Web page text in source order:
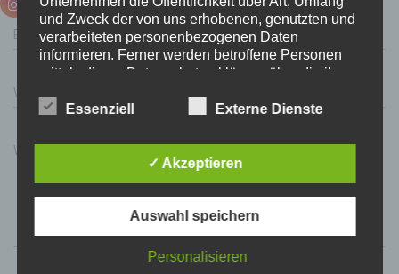
E-Mail*
Website
Was beschäftigt dich?
und Zweck der von uns erhobenen, genutzten und
verarbeiteten personenbezogenen Daten
informieren. Ferner werden betroffene Personen
mittels dieser Datenschutzerklärung über die ihnen
Wir haben als für die Verarbeitung Verantwortlicher
lückenlosen Schutz der über diese Internetseite
verarbeiteten personenbezogenen Daten
Datenübertragungen grundsätzlich
Schutz nicht gewährleistet werden kann. Aus
Essenziell Externe Dienste
✓ Akzeptieren
Auswahl speichern
Personalisieren